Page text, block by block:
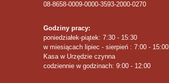
08-8658-0009-0000-3593-2000-0270
Godziny pracy:
poniedziałek-piątek: 7:30 - 15:30
w miesiącach lipiec - sierpień : 7:00 - 15:00
Kasa w Urzędzie czynna
codziennie w godzinach: 9:00 - 12:00